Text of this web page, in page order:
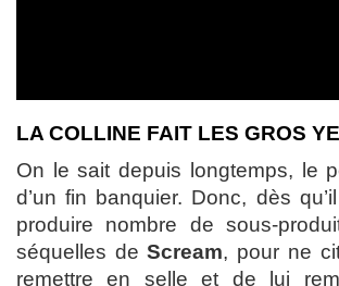
LA COLLINE FAIT LES GROS
On le sait depuis longtemps, le
d’un fin banquier. Donc, dès
produire nombre de sous-
séquelles deScream, pour ne
remettre en selle et de lui